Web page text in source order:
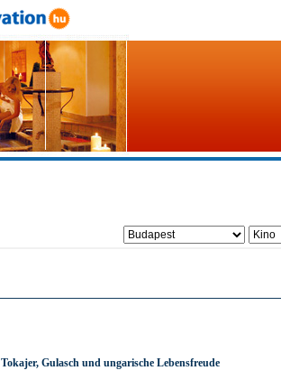
Tokajer, Gulasch und ungarische Lebensfreude